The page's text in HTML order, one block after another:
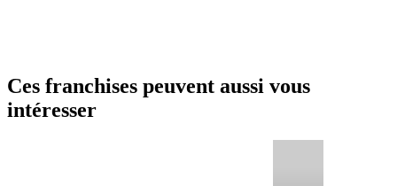
Ces franchises peuvent aussi vous
intéresser